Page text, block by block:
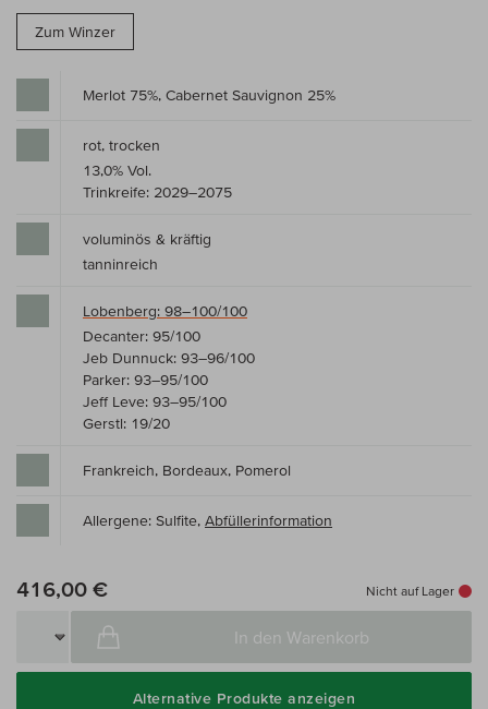
Zum Winzer
Merlot 75%, Cabernet Sauvignon 25%
rot, trocken
13,0% Vol.
Trinkreife: 2029–2075
voluminös & kräftig
tanninreich
Lobenberg: 98–100/100
Decanter: 95/100
Jeb Dunnuck: 93–96/100
Parker: 93–95/100
Jeff Leve: 93–95/100
Gerstl: 19/20
Frankreich, Bordeaux, Pomerol
Allergene: Sulfite, Abfüllerinformation
416,00 € Nicht auf Lager
In den Warenkorb
Alternative Produkte anzeigen